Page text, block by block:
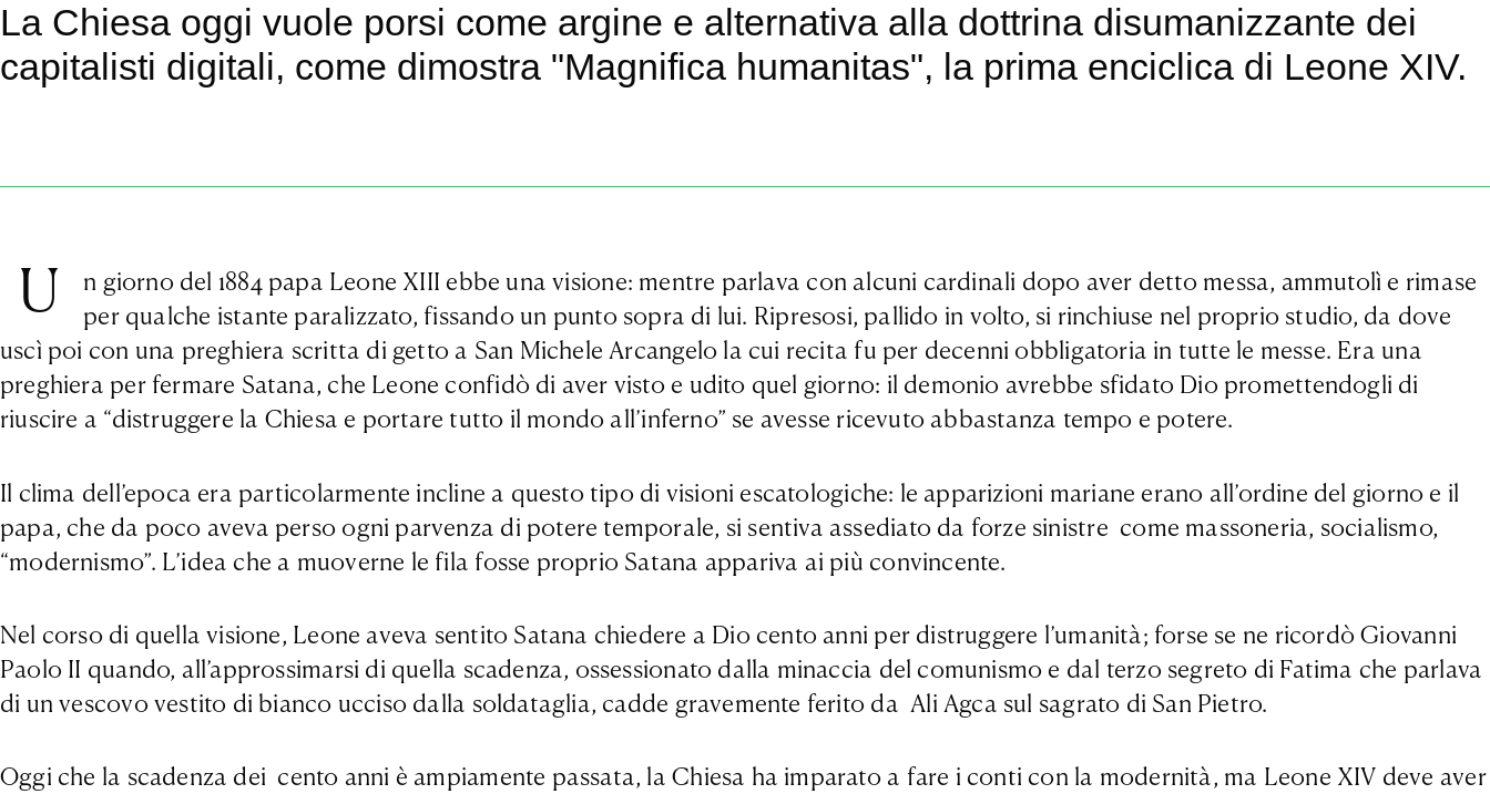
La Chiesa oggi vuole porsi come argine e alternativa alla dottrina disumanizzante dei
capitalisti digitali, come dimostra "Magnifica humanitas", la prima enciclica di Leone XIV.
U
n giorno del 1884 papa Leone XIII ebbe una visione: mentre parlava con alcuni cardinali dopo aver detto messa, ammutolì e rimase
per qualche istante paralizzato, fissando un punto sopra di lui. Ripresosi, pallido in volto, si rinchiuse nel proprio studio, da dove
uscì poi con una preghiera scritta di getto a San Michele Arcangelo la cui recita fu per decenni obbligatoria in tutte le messe. Era una
preghiera per fermare Satana, che Leone confidò di aver visto e udito quel giorno: il demonio avrebbe sfidato Dio promettendogli di
riuscire a “distruggere la Chiesa e portare tutto il mondo all’inferno” se avesse ricevuto abbastanza tempo e potere.
Il clima dell’epoca era particolarmente incline a questo tipo di visioni escatologiche: le apparizioni mariane erano all’ordine del giorno e il
papa, che da poco aveva perso ogni parvenza di potere temporale, si sentiva assediato da forze sinistre come massoneria, socialismo,
“modernismo”. L’idea che a muoverne le fila fosse proprio Satana appariva ai più convincente.
Nel corso di quella visione, Leone aveva sentito Satana chiedere a Dio cento anni per distruggere l’umanità; forse se ne ricordò Giovanni
Paolo II quando, all’approssimarsi di quella scadenza, ossessionato dalla minaccia del comunismo e dal terzo segreto di Fatima che parlava
di un vescovo vestito di bianco ucciso dalla soldataglia, cadde gravemente ferito da Ali Agca sul sagrato di San Pietro.
Oggi che la scadenza dei cento anni è ampiamente passata, la Chiesa ha imparato a fare i conti con la modernità, ma Leone XIV deve aver